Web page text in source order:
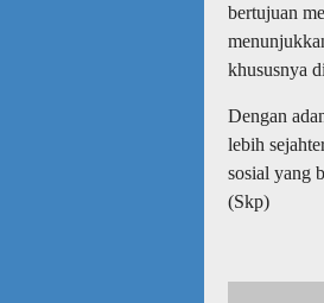
bertujuan
khususnya
Dengan
lebih
sosial yang
(Skp)